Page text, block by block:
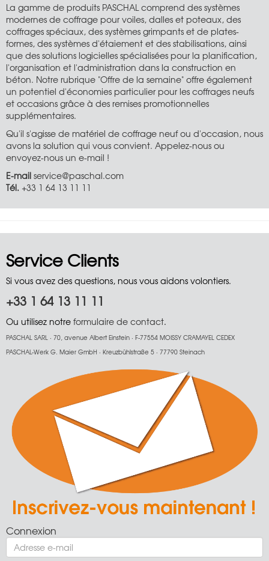
La gamme de produits PASCHAL comprend des systèmes
modernes de coffrage pour voiles, dalles et poteaux, des
coffrages spéciaux, des systèmes grimpants et de plates-
formes, des systèmes d'étaiement et des stabilisations, ainsi
que des solutions logicielles spécialisées pour la planification,
l'organisation et l'administration dans la construction en
béton. Notre rubrique "Offre de la semaine" offre également
un potentiel d'économies particulier pour les coffrages neufs
et occasions grâce à des remises promotionnelles
supplémentaires.
Qu'il s'agisse de matériel de coffrage neuf ou d'occasion, nous
avons la solution qui vous convient. Appelez-nous ou
envoyez-nous un e-mail !
E-mail service@paschal.com
Tél. +33 1 64 13 11 11
Service Clients
Si vous avez des questions, nous vous aidons volontiers.
+33 1 64 13 11 11
Ou utilisez notre formulaire de contact.
PASCHAL SARL · 70, avenue Albert Einstein · F-77554 MOISSY CRAMAYEL CEDEX
PASCHAL-Werk G. Maier GmbH · Kreuzbühlstraße 5 · 77790 Steinach
Connexion